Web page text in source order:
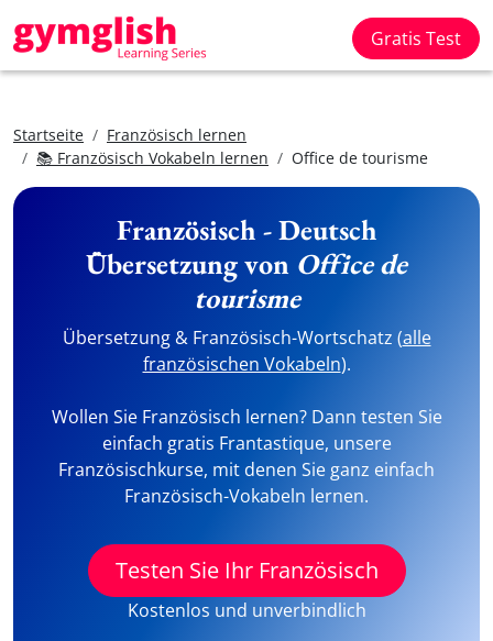
Gratis Test
Startseite
Französisch lernen
📚 Französisch Vokabeln lernen
Office de tourisme
Französisch - Deutsch
Übersetzung von Office de
tourisme
Übersetzung & Französisch-Wortschatz (alle
französischen Vokabeln).
Wollen Sie Französisch lernen? Dann testen Sie
einfach gratis Frantastique, unsere
Französischkurse, mit denen Sie ganz einfach
Französisch-Vokabeln lernen.
Testen Sie Ihr Französisch
Kostenlos und unverbindlich